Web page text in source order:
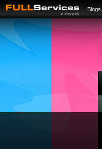
Blogs